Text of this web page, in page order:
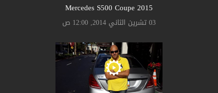
Mercedes S500 Coupe 2015
03 تشرين الثاني 2014, 12:00 ص